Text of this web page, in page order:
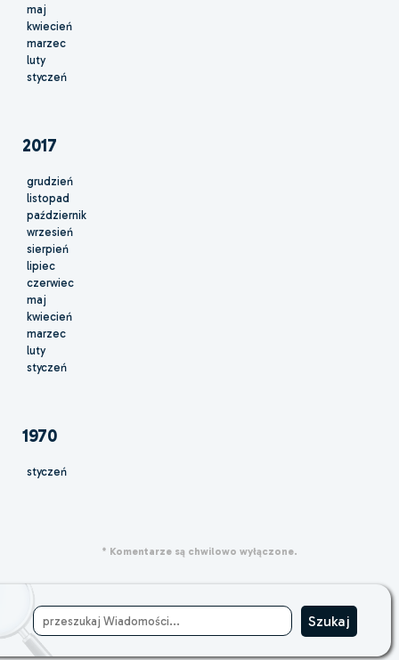
maj
kwiecień
marzec
luty
styczeń
2017
grudzień
listopad
październik
wrzesień
sierpień
lipiec
czerwiec
maj
kwiecień
marzec
luty
styczeń
1970
styczeń
* Komentarze są chwilowo wyłączone.